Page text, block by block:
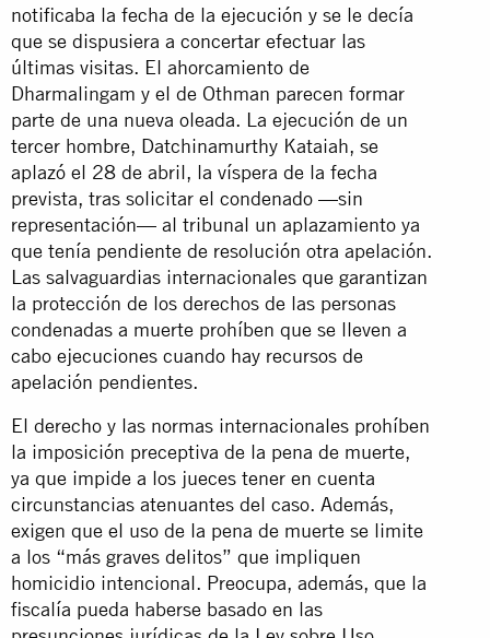
notificaba la fecha de la ejecución y se le decía
que se dispusiera a concertar efectuar las
últimas visitas. El ahorcamiento de
Dharmalingam y el de Othman parecen formar
parte de una nueva oleada. La ejecución de un
tercer hombre, Datchinamurthy Kataiah, se
aplazó el 28 de abril, la víspera de la fecha
prevista, tras solicitar el condenado —sin
representación— al tribunal un aplazamiento ya
que tenía pendiente de resolución otra apelación.
Las salvaguardias internacionales que garantizan
la protección de los derechos de las personas
condenadas a muerte prohíben que se lleven a
cabo ejecuciones cuando hay recursos de
apelación pendientes.
El derecho y las normas internacionales prohíben
la imposición preceptiva de la pena de muerte,
ya que impide a los jueces tener en cuenta
circunstancias atenuantes del caso. Además,
exigen que el uso de la pena de muerte se limite
a los “más graves delitos” que impliquen
homicidio intencional. Preocupa, además, que la
fiscalía pueda haberse basado en las